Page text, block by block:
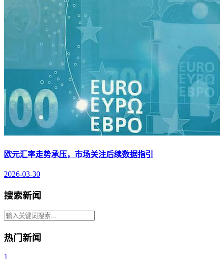
欧元汇率走势承压，市场关注后续数据指引
2026-03-30
搜索新闻
热门新闻
1